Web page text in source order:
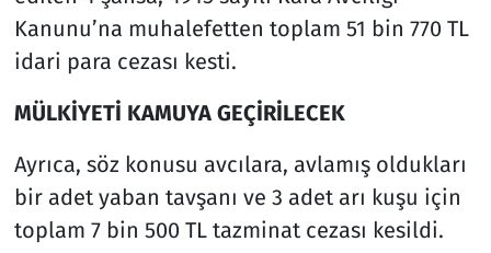
Kanunu’na muhalefetten toplam 51 bin 770 TL
idari para cezası kesti.
MÜLKİYETİ KAMUYA GEÇİRİLECEK
Ayrıca, söz konusu avcılara, avlamış oldukları
bir adet yaban tavşanı ve 3 adet arı kuşu için
toplam 7 bin 500 TL tazminat cezası kesildi.